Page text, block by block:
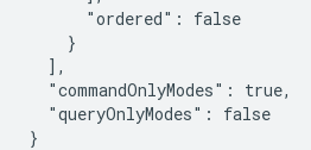
      "ordered": false
    }
  ],
  "commandOnlyModes": true,
  "queryOnlyModes": false
}